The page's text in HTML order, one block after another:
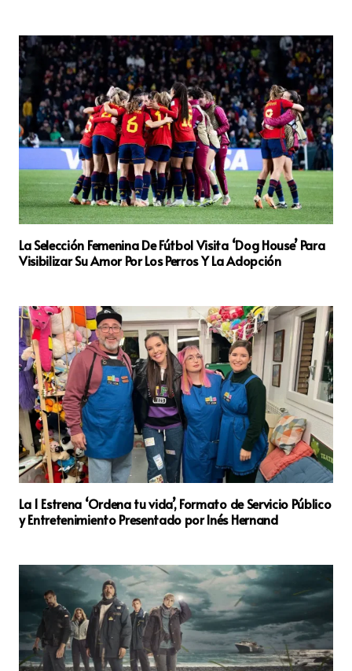
La Selección Femenina De Fútbol Visita ‘Dog House’ Para
Visibilizar Su Amor Por Los Perros Y La Adopción
La 1 Estrena ‘Ordena tu vida’, Formato de Servicio Público
y Entretenimiento Presentado por Inés Hernand